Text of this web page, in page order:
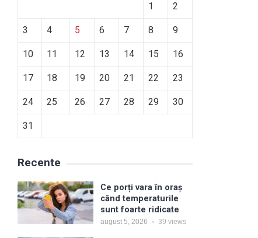
1 2
3 4 5 6 7 8 9
10 11 12 13 14 15 16
17 18 19 20 21 22 23
24 25 26 27 28 29 30
31
Recente
Ce porți vara în oraș
când temperaturile
sunt foarte ridicate
august 5, 2026 39 views